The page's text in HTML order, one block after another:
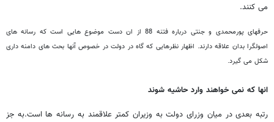
می کنند.
حرفهای پورمحمدی و جنتی درباره فتنه 88 از ان دست موضوع هایی است که رسانه های
اصولگرا بدان علاقه دارند. اظهار نظرهایی که گاه در دولت در خصوص آنها بحث های دامنه داری
شکل می گیرد.
انها که نمی خواهند وارد حاشیه شوند
رتبه بعدی در میان وزرای دولت به وزیران کمتر علاقمند به رسانه ها است.به جز